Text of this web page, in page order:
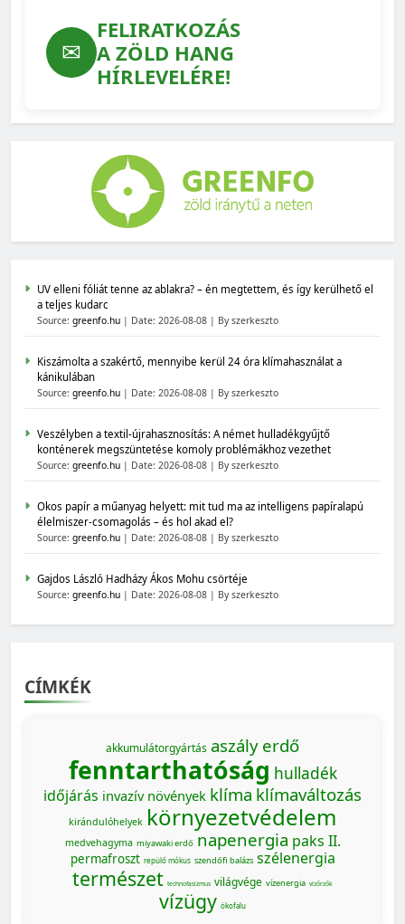
✉
FELIRATKOZÁS
A ZÖLD HANG
HÍRLEVELÉRE!
UV elleni fóliát tenne az ablakra? – én megtettem, és így kerülhető el
a teljes kudarc
Source: greenfo.hu Date: 2026-08-08 By szerkeszto
Kiszámolta a szakértő, mennyibe kerül 24 óra klímahasználat a
kánikulában
Source: greenfo.hu Date: 2026-08-08 By szerkeszto
Veszélyben a textil-újrahasznosítás: A német hulladékgyűjtő
konténerek megszüntetése komoly problémákhoz vezethet
Source: greenfo.hu Date: 2026-08-08 By szerkeszto
Okos papír a műanyag helyett: mit tud ma az intelligens papíralapú
élelmiszer-csomagolás – és hol akad el?
Source: greenfo.hu Date: 2026-08-08 By szerkeszto
Gajdos László Hadházy Ákos Mohu csörtéje
Source: greenfo.hu Date: 2026-08-08 By szerkeszto
CÍMKÉK
akkumulátorgyártás aszály erdő
fenntarthatóság hulladék
időjárás invazív növények klíma klímaváltozás
kirándulóhelyek környezetvédelem
medvehagyma miyawaki erdő napenergia paks II.
permafroszt repülő mókus szendőfi balázs szélenergia
természet technofasizmus világvége vízenergia vízőrzők
vízügy ökofalu